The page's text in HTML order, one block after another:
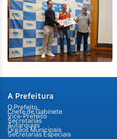
A Prefeitura
O Prefeito
Chefe de Gabinete
Vice-Prefeito
Secretarias
Autarquias
Órgãos Municipais
Secretarias Especiais